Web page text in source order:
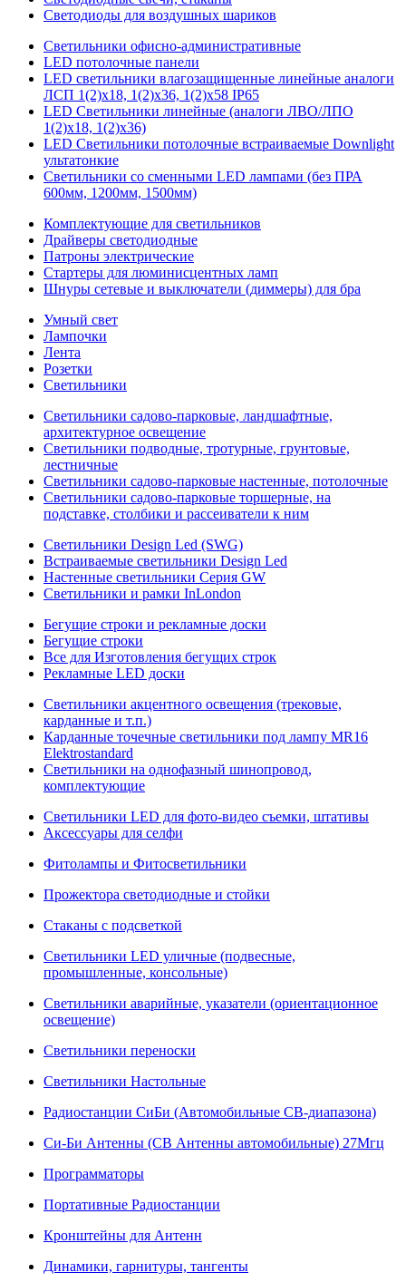
Светодиоды для воздушных шариков
Светильники офисно-административные
LED потолочные панели
LED светильники влагозащищенные линейные аналоги
ЛСП 1(2)х18, 1(2)х36, 1(2)х58 IP65
LED Светильники линейные (аналоги ЛВО/ЛПО
1(2)х18, 1(2)х36)
LED Светильники потолочные встраиваемые Downlight
ультатонкие
Светильники со сменными LED лампами (без ПРА
600мм, 1200мм, 1500мм)
Комплектующие для светильников
Драйверы светодиодные
Патроны электрические
Стартеры для люминисцентных ламп
Шнуры сетевые и выключатели (диммеры) для бра
Умный свет
Лампочки
Лента
Розетки
Светильники
Светильники садово-парковые, ландшафтные,
архитектурное освещение
Светильники подводные, тротурные, грунтовые,
лестничные
Светильники садово-парковые настенные, потолочные
Светильники садово-парковые торшерные, на
подставке, столбики и рассеиватели к ним
Светильники Design Led (SWG)
Встраиваемые светильники Design Led
Настенные светильники Серия GW
Светильники и рамки InLondon
Бегущие строки и рекламные доски
Бегущие строки
Все для Изготовления бегущих строк
Рекламные LED доски
Светильники акцентного освещения (трековые,
карданные и т.п.)
Карданные точечные светильники под лампу MR16
Elektrostandard
Светильники на однофазный шинопровод,
комплектующие
Светильники LED для фото-видео съемки, штативы
Аксессуары для селфи
Фитолампы и Фитосветильники
Прожектора светодиодные и стойки
Стаканы с подсветкой
Светильники LED уличные (подвесные,
промышленные, консольные)
Светильники аварийные, указатели (ориентационное
освещение)
Светильники переноски
Светильники Настольные
Радиостанции СиБи (Автомобильные СВ-диапазона)
Си-Би Антенны (СВ Антенны автомобильные) 27Мгц
Программаторы
Портативные Радиостанции
Кронштейны для Антенн
Динамики, гарнитуры, тангенты